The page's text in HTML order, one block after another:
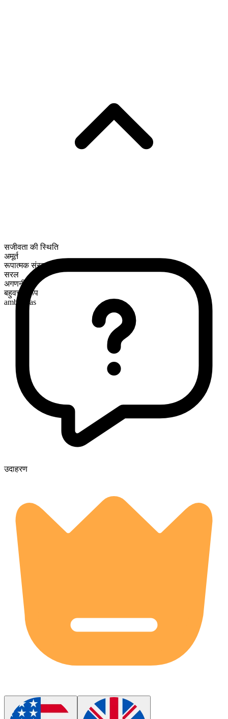
सजीवता की स्थिति
अमूर्त
रूपात्मक संरचना
सरल
अगणनीय
बहुवचन रूप
ambrosias
उदाहरण